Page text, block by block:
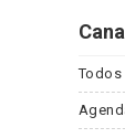
Todos